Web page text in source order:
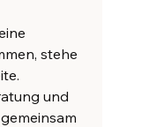
stehe
und